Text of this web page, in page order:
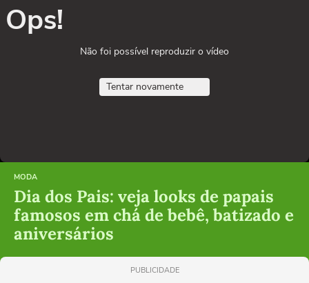
Ops!
Não foi possível reproduzir o vídeo
Tentar novamente
MODA
Dia dos Pais: veja looks de papais
famosos em chá de bebê, batizado e
aniversários
PUBLICIDADE